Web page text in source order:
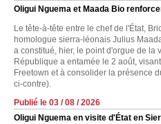
Oligui Nguema et Maada Bio
Le tête-à-tête entre le chef de l'État,
homologue sierra-léonais Julius
a constitué, hier, le point d'orgue de la
République a entamée le 2 août,
Freetown et à consolider la présence
ci-contre).
Publié le 03 / 08 / 2026
Oligui Nguema en visite d'État en